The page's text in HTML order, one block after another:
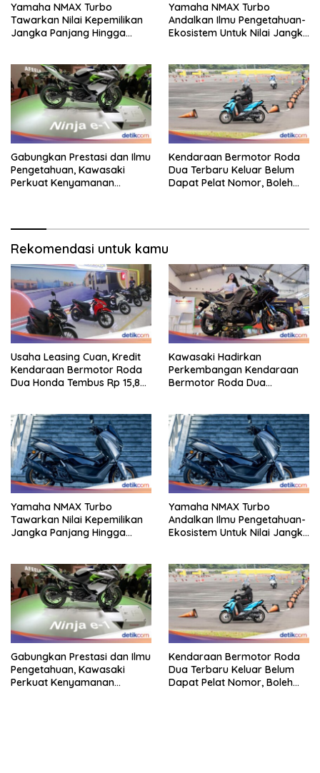
Yamaha NMAX Turbo
Tawarkan Nilai Kepemilikan
Jangka Panjang Hingga
Yamaha NMAX Turbo
Andalkan Ilmu Pengetahuan-
Ekosistem Untuk Nilai Jangka
Gabungkan Prestasi dan Ilmu
Pengetahuan, Kawasaki
Perkuat Kenyamanan
Kendaraan Bermotor Roda
Dua Terbaru Keluar Belum
Dapat Pelat Nomor, Boleh
Rekomendasi untuk kamu
Usaha Leasing Cuan, Kredit
Kendaraan Bermotor Roda
Dua Honda Tembus Rp 15,8
Kawasaki Hadirkan
Perkembangan Kendaraan
Bermotor Roda Dua
Yamaha NMAX Turbo
Tawarkan Nilai Kepemilikan
Jangka Panjang Hingga
Yamaha NMAX Turbo
Andalkan Ilmu Pengetahuan-
Ekosistem Untuk Nilai Jangka
Gabungkan Prestasi dan Ilmu
Pengetahuan, Kawasaki
Perkuat Kenyamanan
Kendaraan Bermotor Roda
Dua Terbaru Keluar Belum
Dapat Pelat Nomor, Boleh